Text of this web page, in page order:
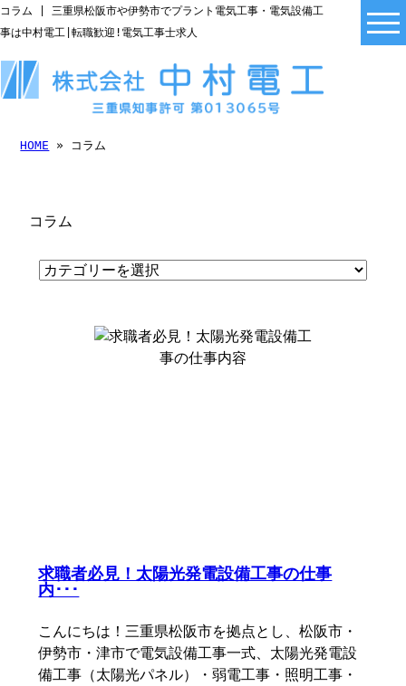
コラム | 三重県松阪市や伊勢市でプラント電気工事・電気設備工
事は中村電工|転職歓迎!電気工事士求人
HOME » コラム
コラム
求職者必見！太陽光発電設備工事の仕事
内･･･
こんにちは！三重県松阪市を拠点とし、松阪市・
伊勢市・津市で電気設備工事一式、太陽光発電設
備工事（太陽光パネル）・弱電工事・照明工事・